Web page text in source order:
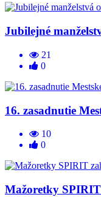
Jubilejné
21
0
16. zasadnutie
10
0
Mažoretky